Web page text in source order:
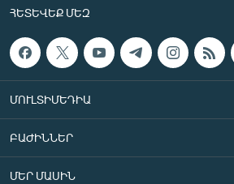
ՀԵՏԵՎԵՔ ՄԵԶ
ՄՈՒԼՏԻՄԵԴԻԱ
ԲԱԺԻՆՆԵՐ
ՄԵՐ ՄԱՍԻՆ